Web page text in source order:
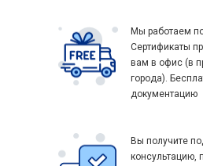
Мы работаем
Сертификаты
вам в офис (в
города).
документацию
Вы получите
консультацию,